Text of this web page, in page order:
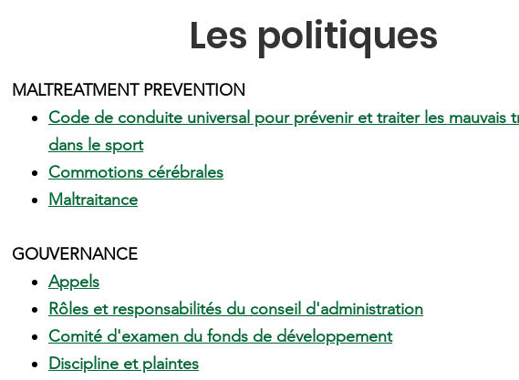
Les politiques
MALTREATMENT PREVENTION
Code de conduite universal pour prévenir et traiter les mauvais
dans le sport
Commotions cérébrales
Maltraitance
GOUVERNANCE
Appels
Rôles et responsabilités du conseil d'administration
Comité d'examen du fonds de développement
Discipline et plaintes